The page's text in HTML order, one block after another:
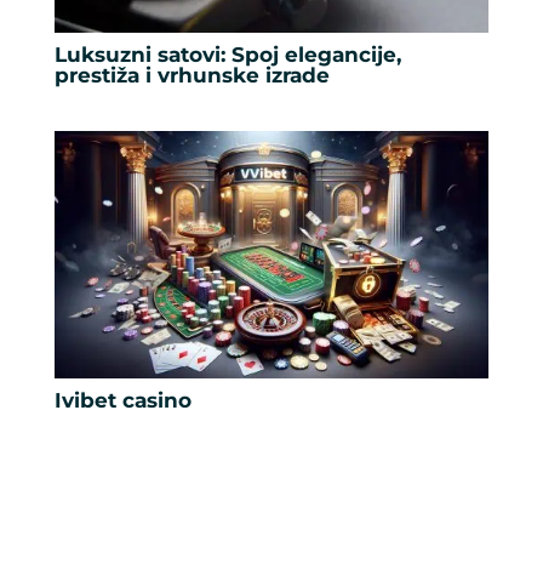
Luksuzni satovi: Spoj elegancije,
prestiža i vrhunske izrade
Ivibet casino